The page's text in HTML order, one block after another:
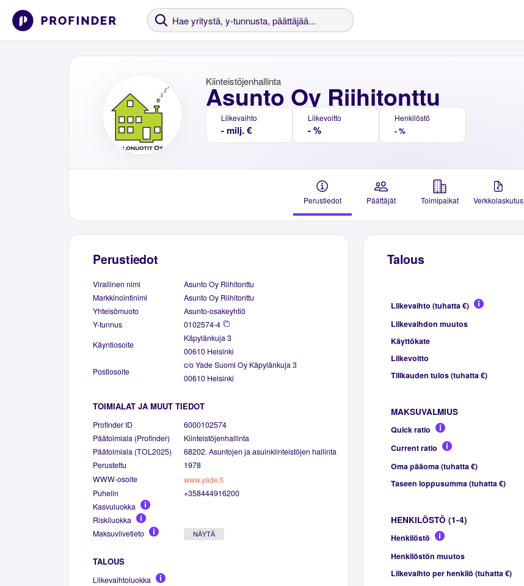
Asunto Oy Riihitonttu
Kiinteistöjenhallinta
Liikevaihto
- milj. €
Liikevoitto
- %
Henkilöstö
- %
Perustiedot Päättäjät Toimipaikat Verkkolaskutus
Perustiedot
Virallinen nimi
Asunto Oy Riihitonttu
Markkinointinimi
Asunto Oy Riihitonttu
Yhteisömuoto
Asunto-osakeyhtiö
Y-tunnus
0102574-4
Käyntiosoite
Käpylänkuja 3
00610 Helsinki
Postiosoite
c/o Yade Suomi Oy Käpylänkuja 3
00610 Helsinki
TOIMIALAT JA MUUT TIEDOT
Profinder ID
6000102574
Päätoimiala (Profinder)
Kiinteistöjenhallinta
Päätoimiala (TOL2025)
68202. Asuntojen ja asuinkiinteistöjen hallinta
Perustettu
1978
WWW-osoite
www.yade.fi
Puhelin
+358444916200
Kasvuluokka
Riskiluokka
Maksuviivetieto
NÄYTÄ
TALOUS
Liikevaihtoluokka
Talous
Liikevaihto (tuhatta €)
Liikevaihdon muutos
Käyttökate
Liikevoitto
Tilikauden tulos (tuhatta €)
MAKSUVALMIUS
Quick ratio
Current ratio
Oma pääoma (tuhatta €)
Taseen loppusumma (tuhatta €)
HENKILÖSTÖ (1-4)
Henkilöstö
Henkilöstön muutos
Liikevaihto per henkilö (tuhatta €)